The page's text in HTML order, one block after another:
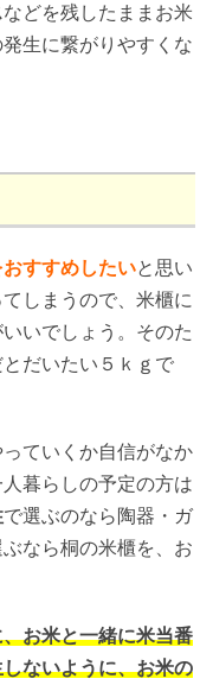
などを残したままお米
生に繋がりやすくな
すすめしたいと思い
しまうので、米櫃に
いでしょう。そのた
だいたい５ｋｇで
ていくか自信がなか
暮らしの予定の方は
で選ぶのなら陶器・ガ
なら桐の米櫃を、お
お米と一緒に米当番
ないように、お米の